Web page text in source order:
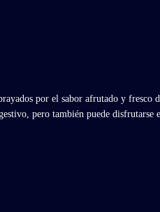
por el sabor afrutado y fresco
pero también puede disfrutarse